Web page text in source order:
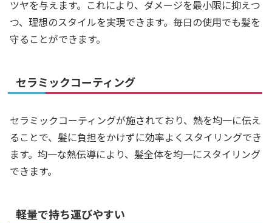
ツヤを与えます。これにより、ダメージを最小限に抑えつ
つ、理想のスタイルを実現できます。毎日の使用でも髪を
守ることができます。
セラミックコーティング
セラミックコーティングが施されており、熱を均一に伝え
ることで、髪に負担をかけずに効率よくスタイリングでき
ます。均一な熱伝導により、髪全体を均一にスタイリング
できます。
軽量で持ち運びやすい